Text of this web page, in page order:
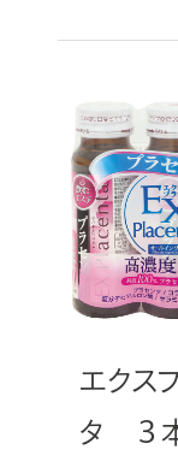
エクス
タ ３